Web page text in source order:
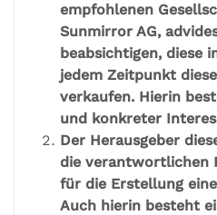
empfohlenen
Sunmirror AG,
beabsichtigen, diese
jedem Zeitpunkt
verkaufen. Hierin
und konkreter
Der Herausgeber
die verantwortlichen
für die Erstellung
Auch hierin besteht